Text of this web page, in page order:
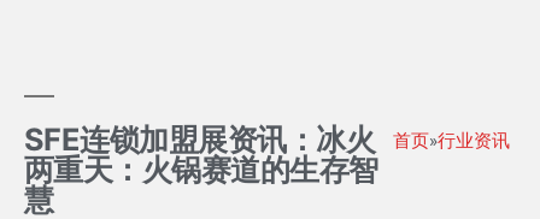
SFE连锁加盟展资讯：冰火
两重天：火锅赛道的生存智
慧
首页»行业资讯